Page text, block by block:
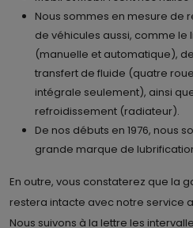
Nous sommes en mesure de
de véhicules aussi, comme le
(manuelle et automatique),
transfert de fluide (quatre
intégrale seulement), ainsi
refroidissement (radiateur).
De nos débuts en 1976, nous
grande marque de
En outre, vous constaterez que la
restera intacte avec notre service
Nous suivons à la lettre les